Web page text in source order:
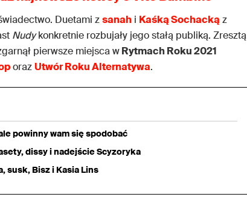
Duetami zsanah i Kaśką Sochacką z
Nudykonkretnie rozbujały jego stałą publiką. Zresztą
pierwsze miejsca wRytmach Roku 2021
orazUtwór Roku Alternatywa.
powinny wam się spodobać
dissy i nadejście Scyzoryka
susk, Bisz i Kasia Lins